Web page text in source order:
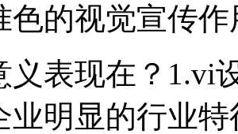
色的视觉宣传作
义表现在？1.vi
业明显的行业